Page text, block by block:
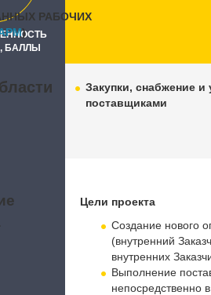
БАЛЛЫ
РАБОЧИХ
)
Закупки, снабжение
поставщиками
Цели проекта
Создание нового
(внутренний
внутренних
Выполнение
непосредственно в